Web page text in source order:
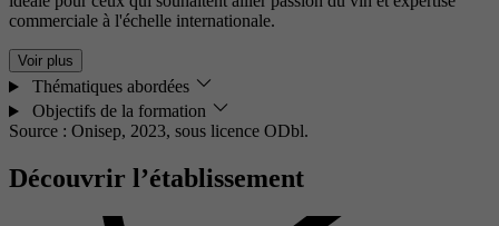
commerciale à l'échelle internationale.
Voir plus
Thématiques abordées
Objectifs de la formation
Source : Onisep, 2023, sous licence ODbl.
Découvrir l’établissement